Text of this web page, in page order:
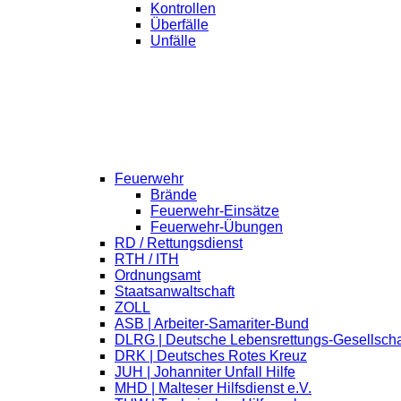
Kontrollen
Überfälle
Unfälle
Feuerwehr
Brände
Feuerwehr-Einsätze
Feuerwehr-Übungen
RD / Rettungsdienst
RTH / ITH
Ordnungsamt
Staatsanwaltschaft
ZOLL
ASB | Arbeiter-Samariter-Bund
DLRG | Deutsche Lebensrettungs-
DRK | Deutsches Rotes Kreuz
JUH | Johanniter Unfall Hilfe
MHD | Malteser Hilfsdienst e.V.